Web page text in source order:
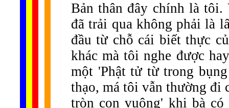
Bản thân đây chính là
đã trải qua không phải là
đầu từ chỗ cái biết thực
khác mà tôi nghe được
một 'Phật tử từ trong
thạo, má tôi vẫn thường đi
tròn con vuông' khi bà